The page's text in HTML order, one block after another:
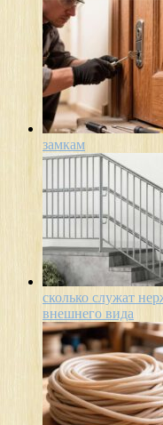
замкам
сколько служат
внешнего вида